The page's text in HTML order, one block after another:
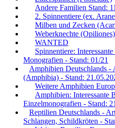
Andere Familien Stand:
2. Spinnentiere (ex.
Milben und Zecken
Weberknechte
WANTED
Spinnentiere:
Monografien - Stand: 01/21
Amphibien Deutschlands -
(Amphibia) - Stand:
Weitere Amphibien
Amphibien: Interessante
Einzelmonografien - Stand:
Reptilien Deutschlands -
Schlangen, Schildkröten -